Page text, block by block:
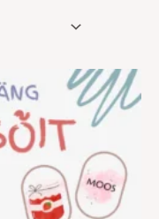
Hinnavahemik:
€9.00
kuni
€14.00